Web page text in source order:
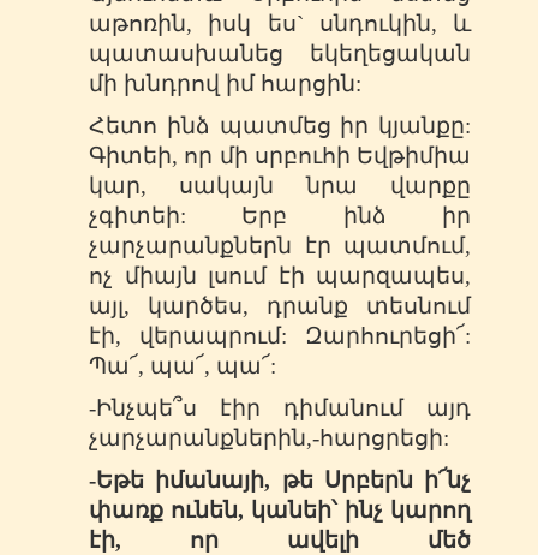
աթոռին, իսկ ես` սնդուկին, և
պատասխանեց եկեղեցական
մի խնդրով իմ հարցին:
Հետո ինձ պատմեց իր կյանքը:
Գիտեի, որ մի սրբուհի Եվթիմիա
կար, սակայն նրա վարքը
չգիտեի: Երբ ինձ իր
չարչարանքներն էր պատմում,
ոչ միայն լսում էի պարզապես,
այլ, կարծես, դրանք տեսնում
էի, վերապրում: Զարհուրեցի՜:
Պա՜, պա՜, պա՜:
-Ինչպե՞ս էիր դիմանում այդ
չարչարանքներին,-հարցրեցի:
-Եթե իմանայի, թե Սրբերն ի՜նչ
փառք ունեն, կանեի՝ ինչ կարող
էի, որ ավելի մեծ